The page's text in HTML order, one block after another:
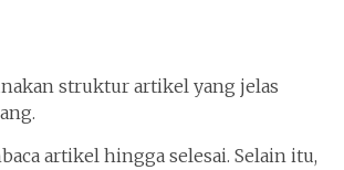
struktur artikel yang jelas
artikel hingga selesai. Selain itu,